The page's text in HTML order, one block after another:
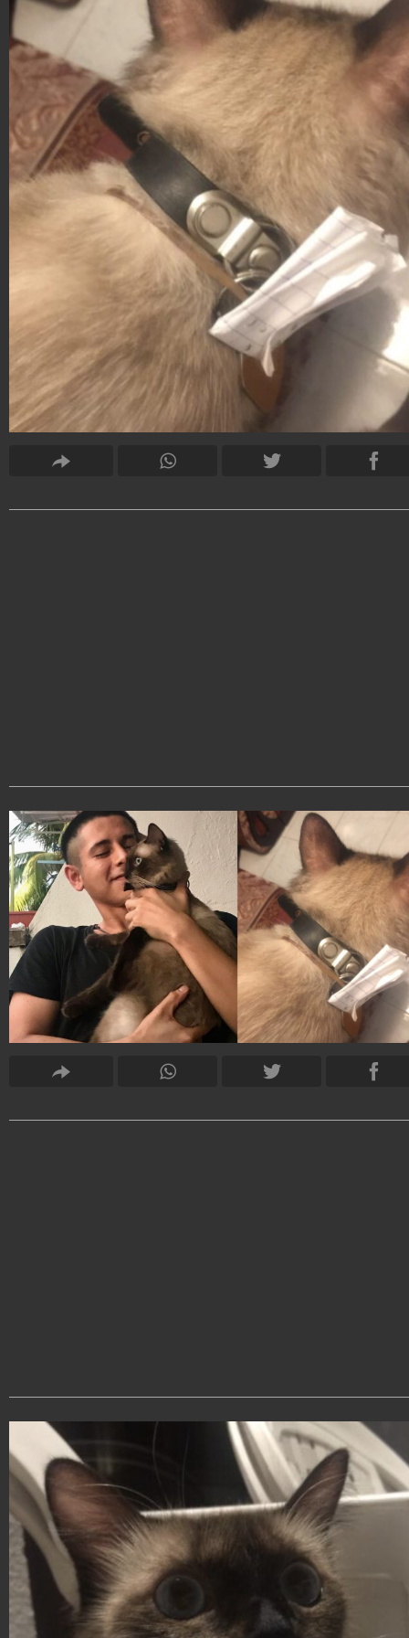
Angelo) aveva a tutti gli effetti una doppia vita. Una
simpatica storia, andata avanti per molto tempo tra le
due famiglie, che si dividevano questo amorevole e
particolare felino.
Good News
1.407.726 68 video- 353 foto